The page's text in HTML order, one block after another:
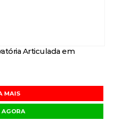
Articulada em
MAIS
AGORA